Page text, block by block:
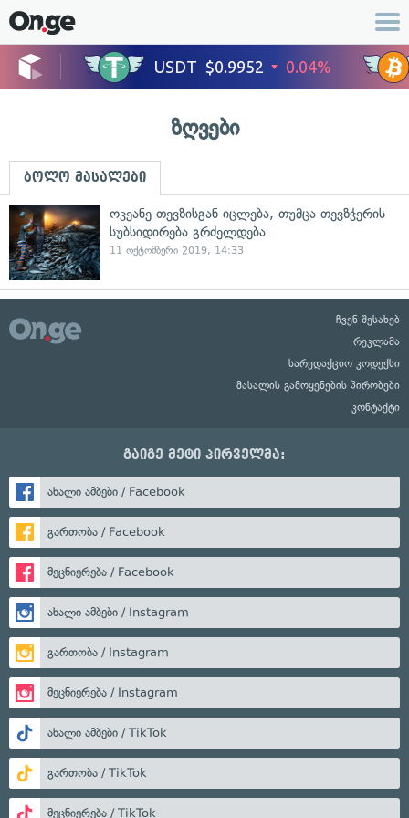
ზღვები
ბოლო მასალები
ოკეანე თევზისგან იცლება, თუმცა თევზჭერის
სუბსიდირება გრძელდება
11 ოქტომბერი 2019, 14:33
ჩვენ შესახებ
რეკლამა
სარედაქციო კოდექსი
მასალის გამოყენების პირობები
კონტაქტი
გაიგე მეტი პირველმა:
ახალი ამბები / Facebook
გართობა / Facebook
მეცნიერება / Facebook
ახალი ამბები / Instagram
გართობა / Instagram
მეცნიერება / Instagram
ახალი ამბები / TikTok
გართობა / TikTok
მეცნიერება / TikTok